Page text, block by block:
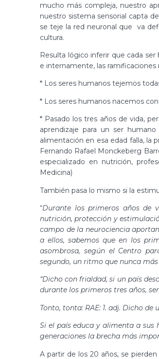
mucho más compleja, nuestro
nuestro sistema sensorial capta
se teje la red neuronal que va
cultura.
Resulta lógico inferir que cada
e internamente, las
* Los seres humanos tejemos
* Los seres humanos nacemos
* Pasado los tres años de vida,
aprendizaje para un ser
alimentación en esa edad falla, la
Fernando Rafael Monckeberg
especializado en nutrición,
Medicina)
También pasa lo mismo si la
“Durante los primeros años de
nutrición, protección y
campo de la neurociencia
a ellos, sabemos que en los
asombrosa, según el Centro
segundo, un ritmo que nunca más
“Dicho con frialdad, si un país
durante los primeros tres años,
Tonto, tonta: RAE: 1. adj. Dicho de
Si el país educa y alimenta a sus
generaciones la brecha más
A partir de los 20 años, se